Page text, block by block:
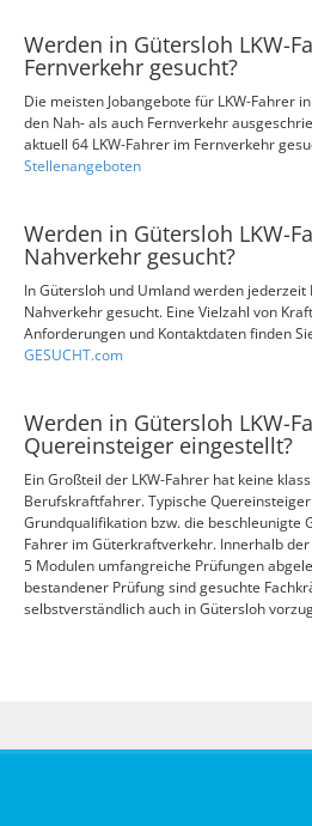
Werden in Gütersloh LKW-
Fernverkehr gesucht?
Die meisten Jobangebote für LKW-Fahrer
den Nah- als auch Fernverkehr
aktuell 64 LKW-Fahrer im Fernverkehr
Stellenangeboten
Werden in Gütersloh LKW-
Nahverkehr gesucht?
In Gütersloh und Umland werden jederzeit
Nahverkehr gesucht. Eine Vielzahl von
Anforderungen und Kontaktdaten finden
GESUCHT.com
Werden in Gütersloh LKW-
Quereinsteiger eingestellt?
Ein Großteil der LKW-Fahrer hat keine
Berufskraftfahrer. Typische
Grundqualifikation bzw. die beschleunigte
Fahrer im Güterkraftverkehr. Innerhalb
5 Modulen umfangreiche Prüfungen
bestandener Prüfung sind gesuchte
selbstverständlich auch in Gütersloh